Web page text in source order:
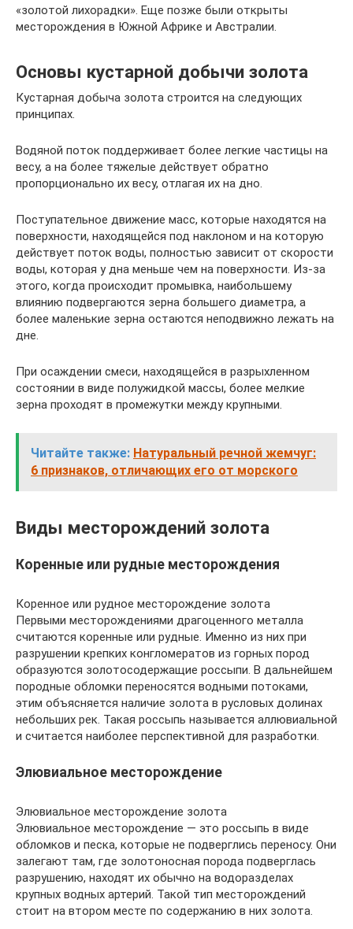
«золотой лихорадки». Еще позже были открыты
месторождения в Южной Африке и Австралии.
Основы кустарной добычи золота
Кустарная добыча золота строится на следующих
принципах.
Водяной поток поддерживает более легкие частицы на
весу, а на более тяжелые действует обратно
пропорционально их весу, отлагая их на дно.
Поступательное движение масс, которые находятся на
поверхности, находящейся под наклоном и на которую
действует поток воды, полностью зависит от скорости
воды, которая у дна меньше чем на поверхности. Из-за
этого, когда происходит промывка, наибольшему
влиянию подвергаются зерна большего диаметра, а
более маленькие зерна остаются неподвижно лежать на
дне.
При осаждении смеси, находящейся в разрыхленном
состоянии в виде полужидкой массы, более мелкие
зерна проходят в промежутки между крупными.
Читайте также: Натуральный речной жемчуг:
6 признаков, отличающих его от морского
Виды месторождений золота
Коренные или рудные месторождения
Коренное или рудное месторождение золота
Первыми месторождениями драгоценного металла
считаются коренные или рудные. Именно из них при
разрушении крепких конгломератов из горных пород
образуются золотосодержащие россыпи. В дальнейшем
породные обломки переносятся водными потоками,
этим объясняется наличие золота в русловых долинах
небольших рек. Такая россыпь называется аллювиальной
и считается наиболее перспективной для разработки.
Элювиальное месторождение
Элювиальное месторождение золота
Элювиальное месторождение — это россыпь в виде
обломков и песка, которые не подверглись переносу. Они
залегают там, где золотоносная порода подверглась
разрушению, находят их обычно на водоразделах
крупных водных артерий. Такой тип месторождений
стоит на втором месте по содержанию в них золота.